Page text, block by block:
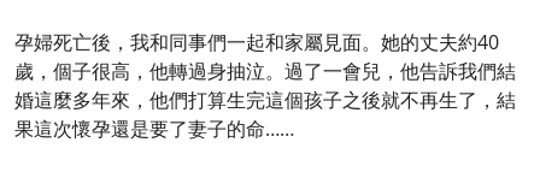
孕婦死亡後，我和同事們一起和家屬見面。她的丈夫約40
歲，個子很高，他轉過身抽泣。過了一會兒，他告訴我們結
婚這麼多年來，他們打算生完這個孩子之後就不再生了，結
果這次懷孕還是要了妻子的命……